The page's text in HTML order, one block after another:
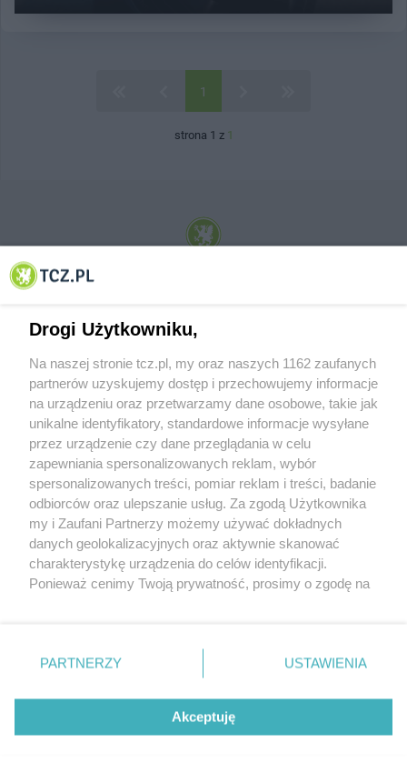
1
strona 1 z 1
© 2001-2026 Tczew - TCZ.PL Sp. z o.o. Internetowy Serwis Informacyjny Miasta
O FIRMIE POLITYKA PRYWATNOŚCI HOSTING
REKLAMA WSPÓŁPRACA RSS FACEBOOK KONTAKT
Nasze serwisy
Aktualności
Tcz24
Historia miasta
Muzyka i kultura
Archiwum wydarzeń
Zdjęcia miasta
Drogi Użytkowniku,
Na naszej stronie tcz.pl, my oraz naszych 1162 zaufanych
partnerów uzyskujemy dostęp i przechowujemy informacje
na urządzeniu oraz przetwarzamy dane osobowe, takie jak
unikalne identyfikatory, standardowe informacje wysyłane
przez urządzenie czy dane przeglądania w celu
zapewniania spersonalizowanych reklam, wybór
spersonalizowanych treści, pomiar reklam i treści, badanie
odbiorców oraz ulepszanie usług. Za zgodą Użytkownika
my i Zaufani Partnerzy możemy używać dokładnych
danych geolokalizacyjnych oraz aktywnie skanować
charakterystykę urządzenia do celów identyfikacji.
Ponieważ cenimy Twoją prywatność, prosimy o zgodę na
znajdujący się w lewym dolnym rogu strony
. Niektóre
przetwarzaniu. Preferencje będą miały zastosowania tylko
PARTNERZY USTAWIENIA
Akceptuję